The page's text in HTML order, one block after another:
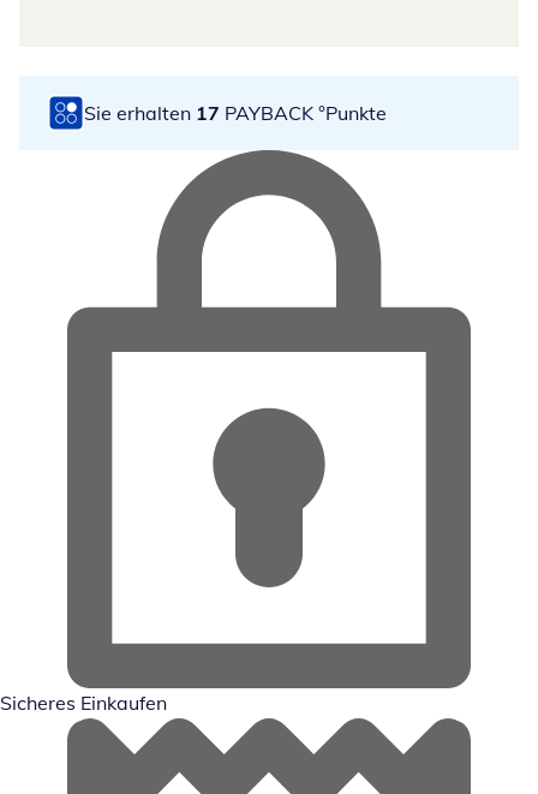
Sie erhalten 17 PAYBACK °Punkte
Sicheres Einkaufen